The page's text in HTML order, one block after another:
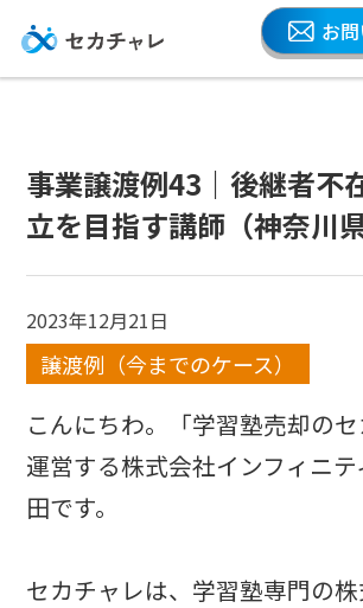
お
事業譲渡例43｜後継者不
立を目指す講師（神奈川県
2023年12月21日
譲渡例（今までのケース）
こんにちわ。「学習塾売却の
運営する株式会社インフィニ
田です。
セカチャレは、学習塾専門の